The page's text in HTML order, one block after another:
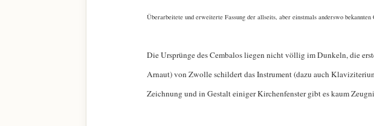
Überarbeitete und erweiterte Fassung der allseits, aber einstmals anderswo bekannten
Die Ursprünge des Cembalos liegen nicht völlig im Dunkeln, die
Arnaut) von Zwolle schildert das Instrument (dazu auch
Zeichnung und in Gestalt einiger Kirchenfenster gibt es kaum